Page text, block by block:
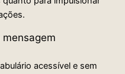
acessível e sem